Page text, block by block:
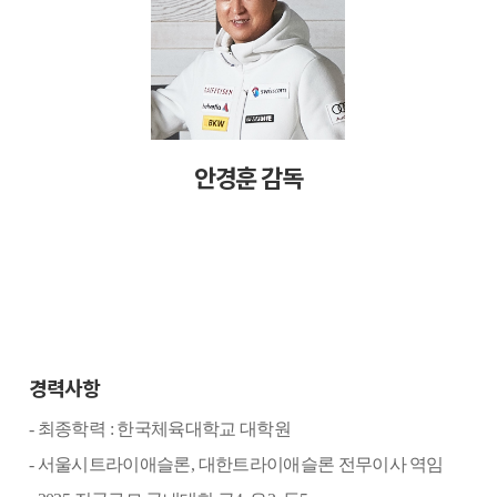
안경훈 감독
경력사항
- 최종학력 : 한국체육대학교 대학원
- 서울시트라이애슬론, 대한트라이애슬론 전무이사 역임